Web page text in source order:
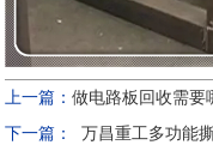
上一篇：做电路板回收需要
下一篇：
万昌重工多功能